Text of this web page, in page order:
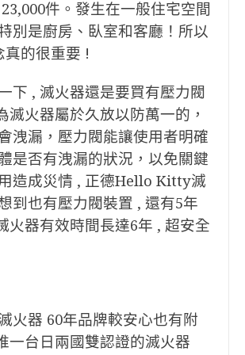
件。發生在一般住宅空間
別是廚房、臥室和客廳！ 所以
真的很重要 !
下 , 滅火器還是要買有壓力閥
滅火器屬於久放以防萬一的，
洩漏，壓力閥能讓使用者明確
是否有洩漏的狀況，以免關鍵
造成災情 , 正德Hello Kitty滅
到也有壓力閥裝置 , 還有5年
火器有效時間長達6年 , 超安全
火器 60年品牌較安心也有附
一台日兩國雙認證的滅火器